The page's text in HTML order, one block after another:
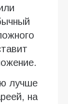
лучше
на